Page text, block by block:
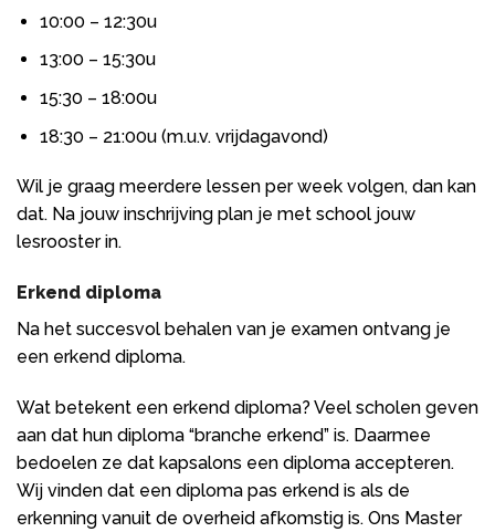
10:00 – 12:30u
13:00 – 15:30u
15:30 – 18:00u
18:30 – 21:00u (m.u.v. vrijdagavond)
Wil je graag meerdere lessen per week volgen, dan kan
dat. Na jouw inschrijving plan je met school jouw
lesrooster in.
Erkend diploma
Na het succesvol behalen van je examen ontvang je
een erkend diploma.
Wat betekent een erkend diploma? Veel scholen geven
aan dat hun diploma “branche erkend” is. Daarmee
bedoelen ze dat kapsalons een diploma accepteren.
Wij vinden dat een diploma pas erkend is als de
erkenning vanuit de overheid afkomstig is. Ons Master